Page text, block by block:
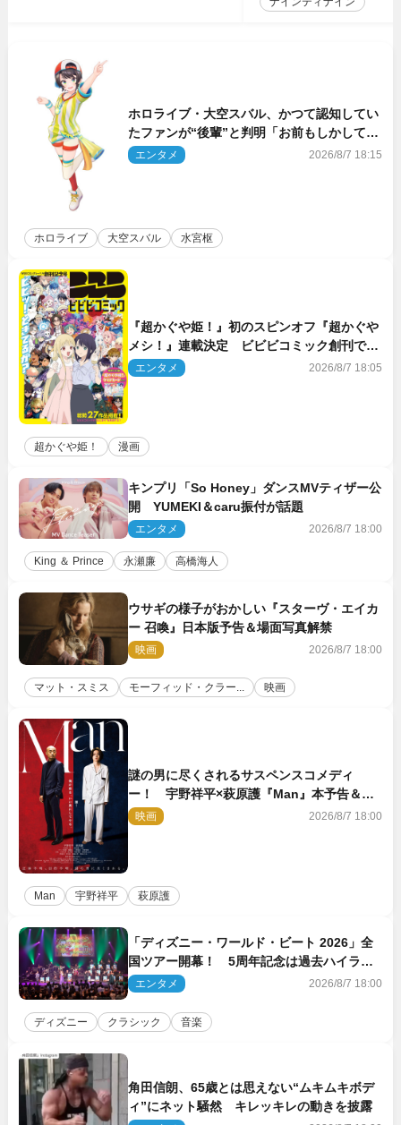
ホロライブ・大空スバル、かつて認知してい
たファンが“後輩”と判明「お前もしかしてあ
のときの？」
エンタメ 2026/8/7 18:15
ホロライブ 大空スバル 水宮枢
『超かぐや姫！』初のスピンオフ『超かぐや
メシ！』連載決定 ビビビコミック創刊で31
作品一挙公開
エンタメ 2026/8/7 18:05
超かぐや姫！ 漫画
キンプリ「So Honey」ダンスMVティザー公
開 YUMEKI＆caru振付が話題
エンタメ 2026/8/7 18:00
King ＆ Prince 永瀬廉 高橋海人
ウサギの様子がおかしい『スターヴ・エイカ
ー 召喚』日本版予告＆場面写真解禁
映画 2026/8/7 18:00
マット・スミス モーフィッド・クラー... 映画
謎の男に尽くされるサスペンスコメディ
ー！ 宇野祥平×萩原護『Man』本予告＆新
ビジュアル解禁
映画 2026/8/7 18:00
Man 宇野祥平 萩原護
「ディズニー・ワールド・ビート 2026」全
国ツアー開幕！ 5周年記念は過去ハイライ
ト＆クルーズ旅を大満喫！【潜入レポート】
エンタメ 2026/8/7 18:00
ディズニー クラシック 音楽
角田信朗、65歳とは思えない“ムキムキボデ
ィ”にネット騒然 キレッキレの動きを披露